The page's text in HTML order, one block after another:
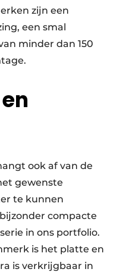
zijn een
een smal
minder dan 150
ook af van de
gewenste
te kunnen
compacte
in ons portfolio.
is het platte en
is verkrijgbaar in